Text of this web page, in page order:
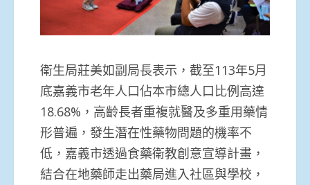
衛生局莊美如副局長表示，截至113年5月
底嘉義市老年人口佔本市總人口比例高達
18.68%，高齡長者重複就醫及多重用藥情
形普遍，發生潛在性藥物問題的機率不
低，嘉義市透過食藥衛教創意宣導計畫，
結合在地藥師走出藥局進入社區與學校，